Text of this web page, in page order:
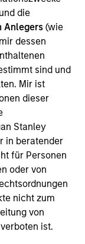
die
Anlegers(wie
dessen
sind und
Mir ist
dieser
Stanley
in beratender
für Personen
oder von
nicht zum
von
ist.
provider